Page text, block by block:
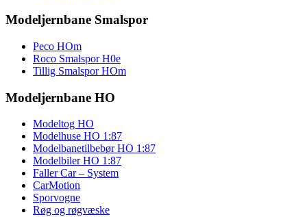
Modeljernbane Smalspor
Peco HOm
Roco Smalspor H0e
Tillig Smalspor HOm
Modeljernbane HO
Modeltog HO
Modelhuse HO 1:87
Modelbanetilbebør HO 1:87
Modelbiler HO 1:87
Faller Car – System
CarMotion
Sporvogne
Røg og røgvæske